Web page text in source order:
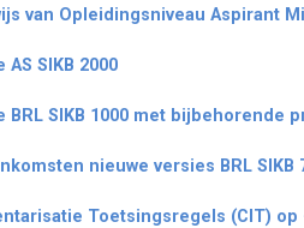
van Opleidingsniveau Aspirant
SIKB 2000
SIKB 1000 met bijbehorende
nieuwe versies BRL SIKB
Toetsingsregels (CIT)